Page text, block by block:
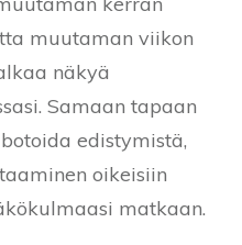
muutaman viikon
näkyä
Samaan tapaan
edistymistä,
oikeisiin
matkaan.